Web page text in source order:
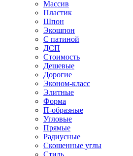
Массив
Пластик
Шпон
Экошпон
С патиной
ДСП
Стоимость
Дешевые
Дорогие
Эконом-класс
Элитные
Форма
П-образные
Угловые
Прямые
Радиусные
Скошенные углы
Стиль